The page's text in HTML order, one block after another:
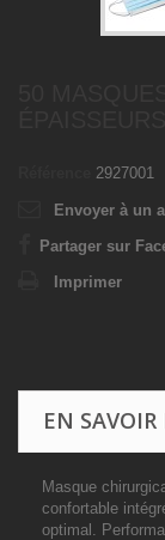
2927001
Envoyer à un
Partager sur
Imprimer
EN SAVOIR
Masque
confortable
optimal.